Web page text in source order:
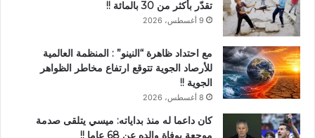
تقدّر بأكثر من 30 بالمائة !!
9 أغسطس، 2026
مع احتداد ظاهرة “النينو” : المنظمة العالمية
للأرصاد الجوية تتوقع ارتفاع مخاطر الظواهر
الجوية !!
8 أغسطس، 2026
كان داعما له منذ بداياته: ميسي يتلقى صدمة
موجعة بوفاة والده عن 68 عاما !!